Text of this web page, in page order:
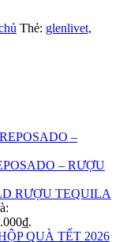
Thẻ: glenlivet,
– RƯỢU
RƯỢU TEQUILA